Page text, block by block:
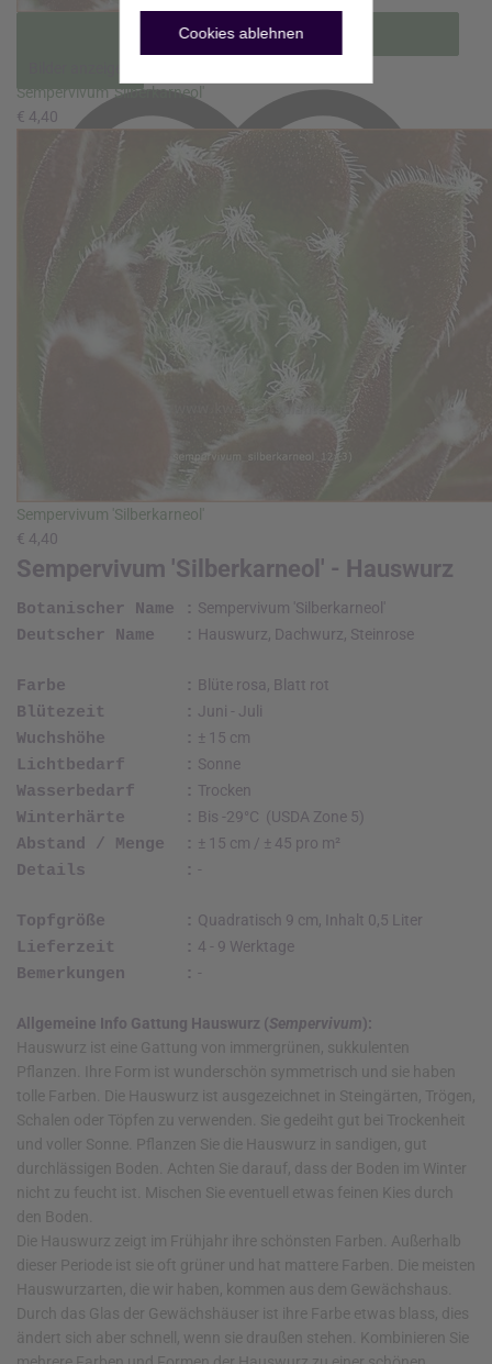
Sempervivum 'Silberkarneol'
€ 4,40
Sempervivum 'Silberkarneol'
€ 4,40
Sempervivum 'Silberkarneol' - Hauswurz
Botanischer Name : Sempervivum 'Silberkarneol'
Deutscher Name : Hauswurz, Dachwurz, Steinrose
Farbe : Blüte rosa, Blatt rot
Blütezeit : Juni - Juli
Wuchshöhe : ± 15 cm
Lichtbedarf : Sonne
Wasserbedarf : Trocken
Winterhärte : Bis -29°C (USDA Zone 5)
Abstand / Menge : ± 15 cm / ± 45 pro m²
Details : -
Topfgröße : Quadratisch 9 cm, Inhalt 0,5 Liter
Lieferzeit : 4 - 9 Werktage
Bemerkungen : -
Allgemeine Info Gattung Hauswurz (Sempervivum):
Hauswurz ist eine Gattung von immergrünen, sukkulenten
Pflanzen. Ihre Form ist wunderschön symmetrisch und sie haben
tolle Farben. Die Hauswurz ist ausgezeichnet in Steingärten, Trögen,
Schalen oder Töpfen zu verwenden. Sie gedeiht gut bei Trockenheit
und voller Sonne. Pflanzen Sie die Hauswurz in sandigen, gut
durchlässigen Boden. Achten Sie darauf, dass der Boden im Winter
nicht zu feucht ist. Mischen Sie eventuell etwas feinen Kies durch
den Boden.
Die Hauswurz zeigt im Frühjahr ihre schönsten Farben. Außerhalb
dieser Periode ist sie oft grüner und hat mattere Farben. Die meisten
Hauswurzarten, die wir haben, kommen aus dem Gewächshaus.
Durch das Glas der Gewächshäuser ist ihre Farbe etwas blass, dies
ändert sich aber schnell, wenn sie draußen stehen. Kombinieren Sie
Cookies ablehnen